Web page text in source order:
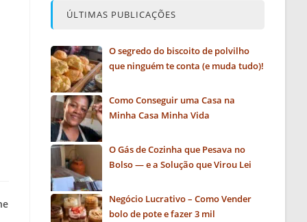
ÚLTIMAS PUBLICAÇÕES
O segredo do biscoito de polvilho
que ninguém te conta (e muda tudo)!
Como Conseguir uma Casa na
Minha Casa Minha Vida
O Gás de Cozinha que Pesava no
Bolso — e a Solução que Virou Lei
Negócio Lucrativo – Como Vender
bolo de pote e fazer 3 mil